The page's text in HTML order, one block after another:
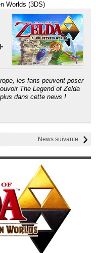
Worlds (3DS)
les fans peuvent poser
The Legend of Zelda
dans cette news !
News suivante